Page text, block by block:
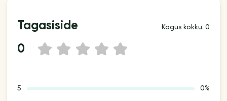
Tagasiside Kogus kokku: 0
0 5
4
3
2
1
5 0%